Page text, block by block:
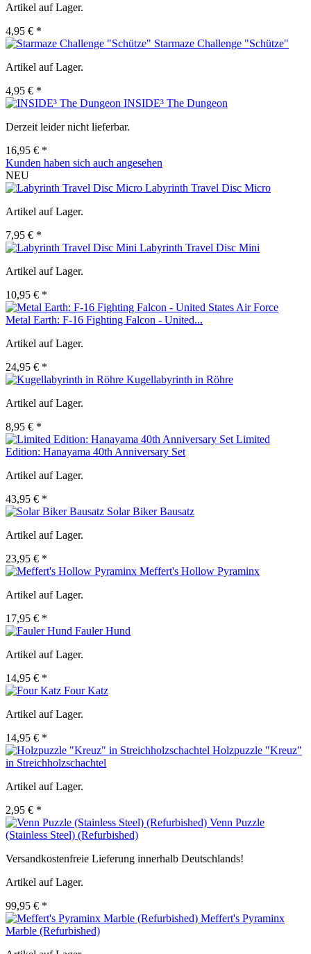
Artikel auf Lager.
4,95 € *
Starmaze Challenge "Schütze"
Artikel auf Lager.
4,95 € *
INSIDE³ The Dungeon
Derzeit leider nicht lieferbar.
16,95 € *
Kunden haben sich auch angesehen
NEU
Labyrinth Travel Disc Micro
Artikel auf Lager.
7,95 € *
Labyrinth Travel Disc Mini
Artikel auf Lager.
10,95 € *
Metal Earth: F-16 Fighting Falcon - United...
Artikel auf Lager.
24,95 € *
Kugellabyrinth in Röhre
Artikel auf Lager.
8,95 € *
Limited
Edition: Hanayama 40th Anniversary Set
Artikel auf Lager.
43,95 € *
Solar Biker Bausatz
Artikel auf Lager.
23,95 € *
Meffert's Hollow Pyraminx
Artikel auf Lager.
17,95 € *
Fauler Hund
Artikel auf Lager.
14,95 € *
Four Katz
Artikel auf Lager.
14,95 € *
Holzpuzzle "Kreuz"
in Streichholzschachtel
Artikel auf Lager.
2,95 € *
Venn Puzzle
(Stainless Steel) (Refurbished)
Versandkostenfreie Lieferung innerhalb Deutschlands!
Artikel auf Lager.
99,95 € *
Meffert's Pyraminx
Marble (Refurbished)